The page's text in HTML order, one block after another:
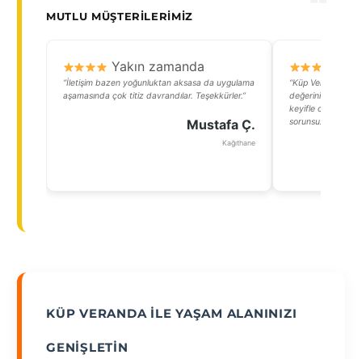
MUTLU MÜŞTERILERIMIZ
Yakın zamanda
“İletişim bazen yoğunluktan aksasa da uygulama
aşamasında çok titiz davrandılar. Teşekkürler.”
Mustafa Ç.
Kağıthane
“Küp
değerini katladı!
keyifle
sorunsuzdu.”
KÜP VERANDA ILE YAŞAM ALANINIZI
GENIŞLETIN